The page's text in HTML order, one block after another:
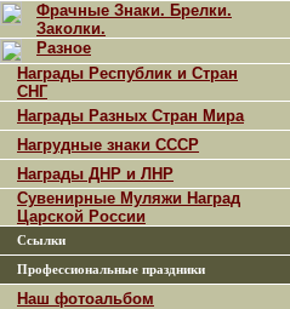
Фрачные Знаки. Брелки.
Заколки.
Разное
Награды Республик и Стран
СНГ
Награды Разных Стран Мира
Нагрудные знаки СССР
Награды ДНР и ЛНР
Сувенирные Муляжи Наград
Царской России
Ссылки
Профессиональные праздники
Наш фотоальбом